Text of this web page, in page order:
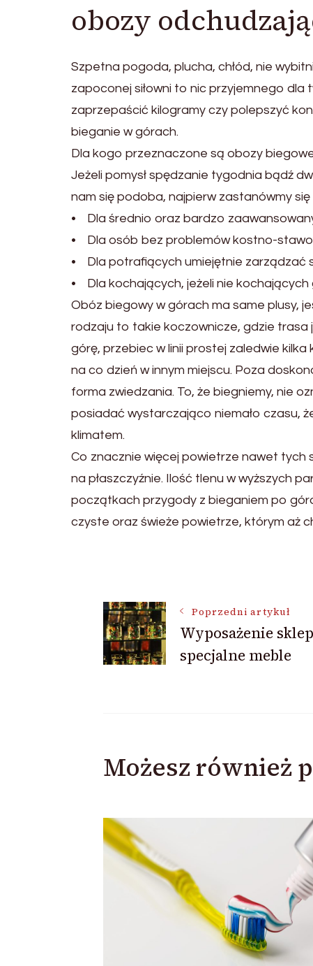
obozy
Szpetna pogoda, plucha, chłód, nie
zapoconej siłowni to nic przyjemnego
zaprzepaścić kilogramy czy polepszyć
bieganie w górach.
Dla kogo przeznaczone są obozy
Jeżeli pomysł spędzanie tygodnia bądź
nam się podoba, najpierw zastanówmy
• Dla średnio oraz bardzo
• Dla osób bez problemów kostno-
• Dla potrafiących umiejętnie zarządzać
• Dla kochających, jeżeli nie kochających
Obóz biegowy w górach ma same plusy,
rodzaju to takie koczownicze, gdzie trasa
górę, przebiec w linii prostej zaledwie
na co dzień w innym miejscu. Poza
forma zwiedzania. To, że biegniemy, nie
posiadać wystarczająco niemało czasu,
klimatem.
Co znacznie więcej powietrze nawet tych
na płaszczyźnie. Ilość tlenu w wyższych
początkach przygody z bieganiem po
czyste oraz świeże powietrze, którym aż
Nawigacja
wpisu
Poprzedni artykuł
Wyposażenie
specjalne meble
Możesz również